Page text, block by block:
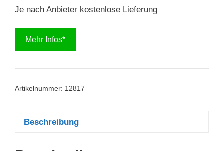
Je nach Anbieter kostenlose Lieferung
Mehr Infos*
Artikelnummer: 12817
Beschreibung